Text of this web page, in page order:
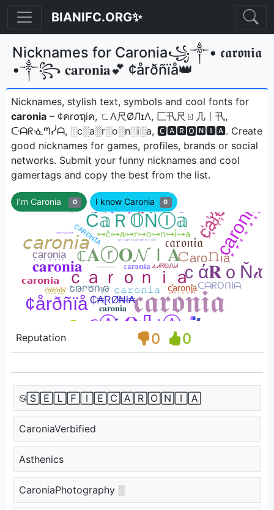
BIANIFC.ORG✨
Nicknames for Caronia꧁༒• 𝖈𝖆𝖗𝖔𝖓𝖎𝖆
•༒꧂ 𝐜𝐚𝐫𝐨𝐧𝐢𝐚💕 ¢årðñïå👑
Nicknames, stylish text, symbols and cool fonts for
caronia – ¢คr໐ຖiค, ㄈΛ尺ØЛɪΛ, 匚卂尺ㄖ几丨卂,
ᑢᗩᖇᓍᘉᓰᗩ, ░c░a░r░o░n░i░a, 🅲🅰🆁🅾🅽🅸🅰ㅤ. Create
good nicknames for games, profiles, brands or social
networks. Submit your funny nicknames and cool
gamertags and copy the best from the list.
I'm Caronia 0 I know Caronia 0
Reputation 0 0
࿊🅂🄴🄻🄵🄸🄴🄲🄰🅁🄾🄽🄸🄰
CaroniaVerbified
Asthenics
CaroniaPhotography ░